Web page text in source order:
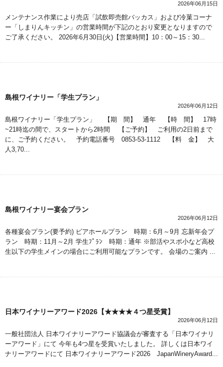
2026年06月15日
メンテナンス作業により売店「試飲即売館バッカス」および冷菓コーナ
ー「しまりんキッチン」の営業時間が下記のとおり変更となりますので
ご了承ください。 2026年6月30日(火)【営業時間】10：00～15：30...
島根ワイナリー「学生プラン」
2026年06月12日
島根ワイナリー「学生プラン」 【期 間】 通年 【時 間】 17時
~21時迄の間で、スタートから2時間 【ご予約】 ご利用の2日前まで
に、ご予約ください。 予約電話番号 0853-53-1112 【料 金】 大
人3,70...
島根ワイナリー宴会プラン
2026年06月12日
各種宴会プラン(要予約) ビアホールプラン 時期：6月～9月 忘新年会プ
ラン 時期：11月～2月 学生ﾌﾟﾗﾝ 時期：通年 ※部活やスポ小など高校
生以下の学生メインの場合にご利用可能なプランです。 会場のご案内 ...
日本ワイナリーアワード2026【★★★★４つ星受賞】
2026年06月12日
一般社団法人 日本ワイナリーアワード協議会が審査する「日本ワイナリ
ーアワード」にて 今年も4つ星を受賞いたしました。 詳しくは日本ワイ
ナリーアワードにて 日本ワイナリーアワード2026 JapanWineryAward...